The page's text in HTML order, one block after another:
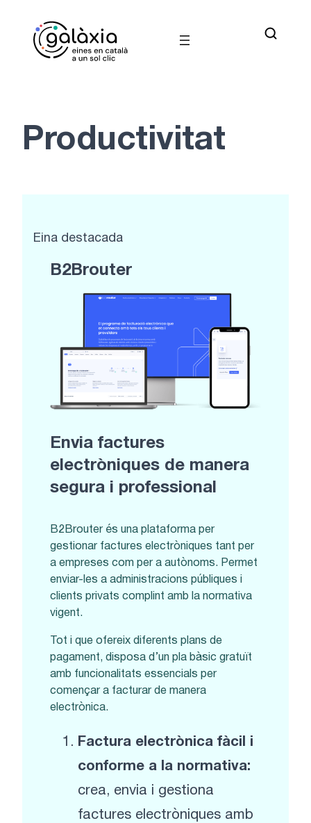
Productivitat
Eina destacada
B2Brouter
Envia factures
electròniques de manera
segura i professional
B2Brouter és una plataforma per
gestionar factures electròniques tant per
a empreses com per a autònoms. Permet
enviar-les a administracions públiques i
clients privats complint amb la normativa
vigent.
Tot i que ofereix diferents plans de
pagament, disposa d’un pla bàsic gratuït
amb funcionalitats essencials per
començar a facturar de manera
electrònica.
Factura electrònica fàcil i
conforme a la normativa:
crea, envia i gestiona
factures electròniques amb